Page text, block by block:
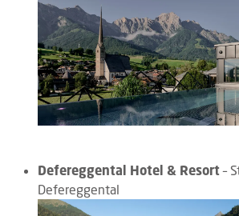
Defereggental Hotel & Resort–
Defereggental